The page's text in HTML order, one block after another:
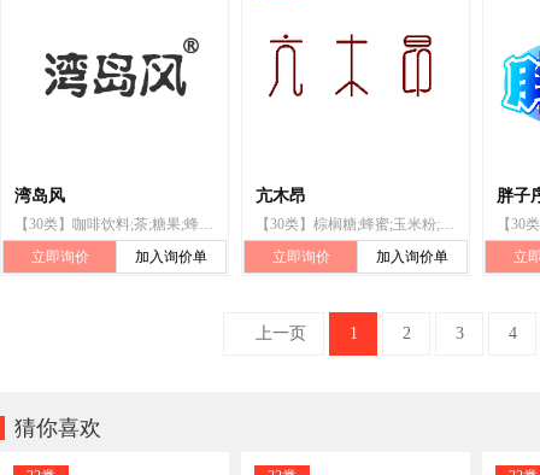
湾岛风
【30类】咖啡饮料;茶;糖果;蜂蜜;蛋糕;谷粉制食品;粥;谷类制品;谷粉制食用面团;调味料
立即询价
加入询价单
亢木昂
【30类】棕榈糖;蜂蜜;玉米粉;年糕;咖啡;巧克力;茶饮料;饼干;寿司;面条
立即询价
加入询价单
胖子
立
上一页 1 2 3 4
猜你喜欢